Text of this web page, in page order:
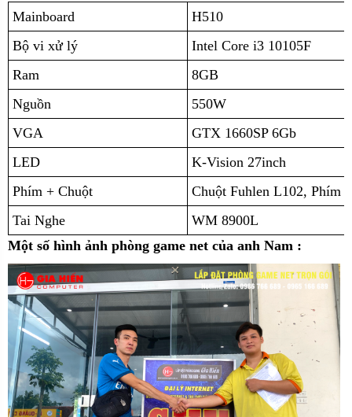
Mainboard
H510
Bộ vi xử lý
Intel Core i3 10105F
Ram
8GB
Nguồn
550W
VGA
GTX 1660SP 6Gb
LED
K-Vision 27inch
Phím + Chuột
Chuột Fuhlen L102, Phím
Tai Nghe
WM 8900L
Một số hình ảnh phòng game net của anh Nam :